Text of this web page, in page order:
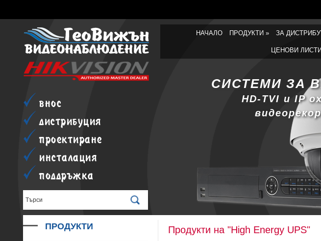
внос
дистрибуция
проектиране
инсталация
поддръжка
НАЧАЛО ПРОДУКТИ » ЗА
ЦЕНОВИ ЛИСТИ
СИСТЕМИ ЗА
HD-TVI и IP
ПРОДУКТИ Продукти на "High Energy UPS"